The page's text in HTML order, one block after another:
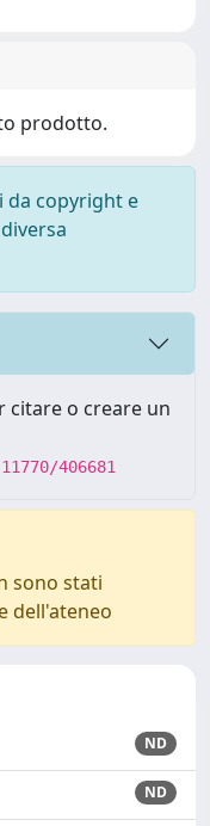
prodotto.
da copyright e
citare o creare un
406681
sono stati
dell'ateneo
ND
ND